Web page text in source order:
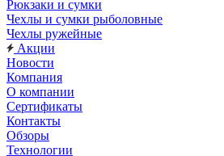
Рюкзаки и сумки
Чехлы и сумки рыболовные
Чехлы ружейные
Акции
Новости
Компания
О компании
Сертификаты
Контакты
Обзоры
Технологии